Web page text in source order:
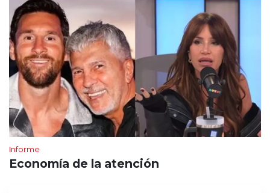
Informe
Economía de la atención